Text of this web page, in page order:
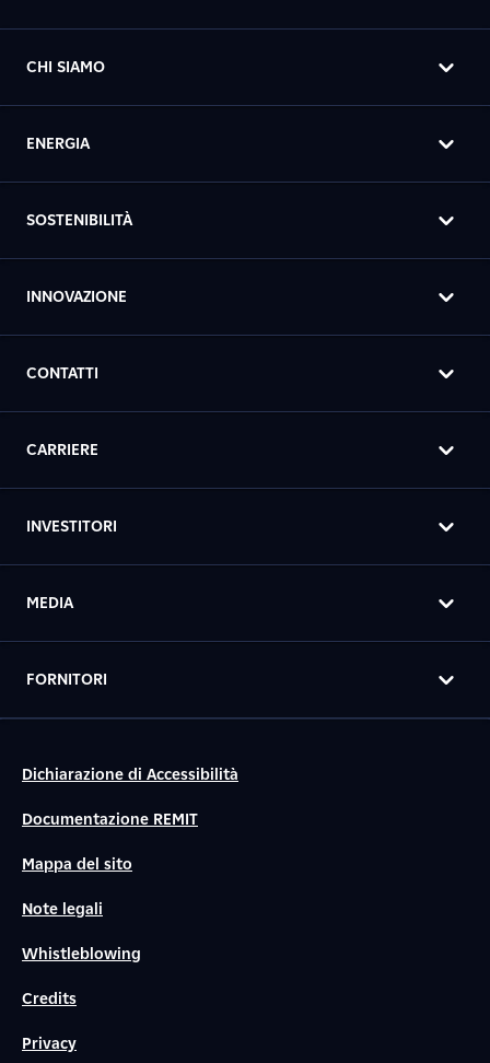
CHI SIAMO
ENERGIA
SOSTENIBILITÀ
INNOVAZIONE
CONTATTI
CARRIERE
INVESTITORI
MEDIA
FORNITORI
Dichiarazione di Accessibilità
Documentazione REMIT
Mappa del sito
Note legali
Whistleblowing
Credits
Privacy